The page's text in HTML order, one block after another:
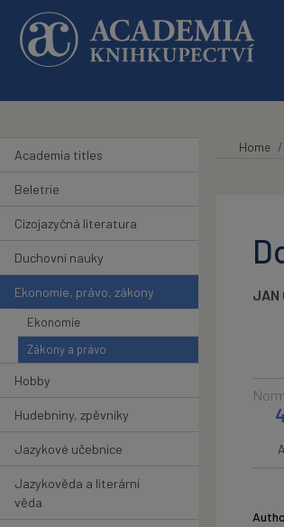
Skip to main content
Academia titles
Beletrie
Cizojazyčná literatura
Duchovní nauky
Ekonomie, právo, zákony
Ekonomie
Zákony a právo
Hobby
Hudebniny, zpěvníky
Jazykové učebnice
Jazykověda a literární
věda
Home
JAN